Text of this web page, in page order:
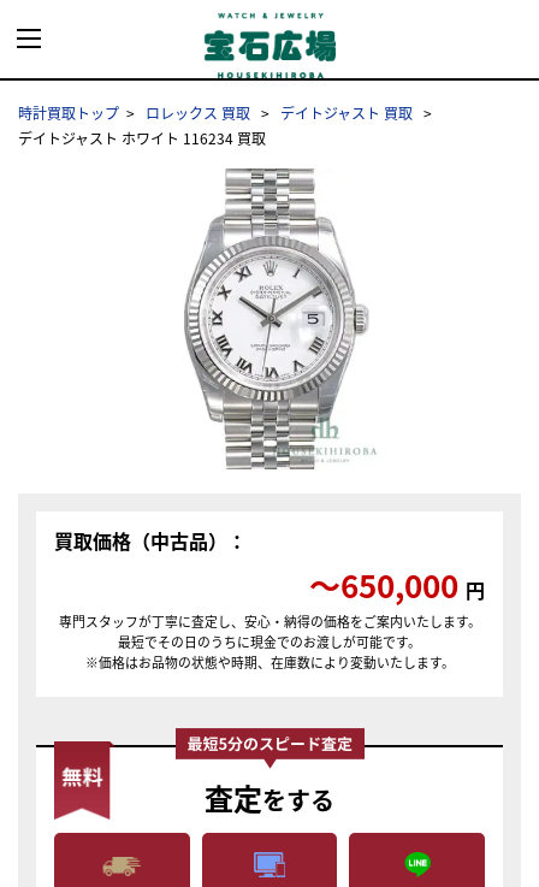
時計買取トップ ロレックス 買取
デイトジャスト 買取
デイトジャスト ホワイト 116234 買取
買取価格（中古品）：
〜650,000 円
専門スタッフが丁寧に査定し、安心・納得の価格をご案内いたします。
最短でその日のうちに現金でのお渡しが可能です。
※価格はお品物の状態や時期、在庫数により変動いたします。
査定をする